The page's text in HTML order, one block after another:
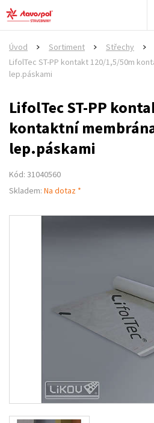
Úvod Sortiment Střechy
LifolTec ST-PP kontakt 120/1,5/50m
lep.páskami
LifolTec ST-PP
kontaktní
lep.páskami
Kód: 31040560
Skladem: Na dotaz *